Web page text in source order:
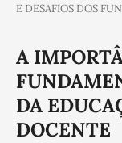
E DESAFIOS DOS
A
DA
DOCENTE